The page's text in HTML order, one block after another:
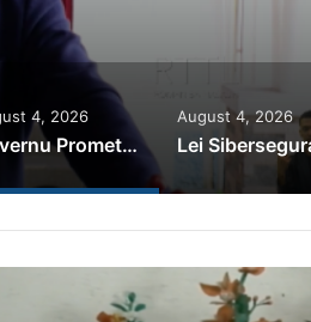
4, 2026
Governu Promete Tau Prioridade ba Setór Minerais no Setór Produtivu
August 4, 2026